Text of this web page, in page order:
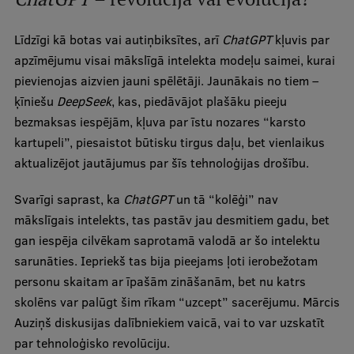
Ētikas un līdztiesības mācības
Atvērtā universitāte
Sagatavošanas kursi
Profesionālās pilnveides kursi
ESF kvalifikācijas celšanas kursi
Pedagoģiskās izaugsmes centrs
Kvalifikācijas atbilstības pārbaude
Pētniecība
Zinātniskie institūti un laboratorijas
Līdzīgi kā botas vai autiņbiksītes, arī ChatGPTkļuvis par
apzīmējumu visai mākslīgā intelekta modeļu saimei, kurai
pievienojas aizvien jauni spēlētāji. Jaunākais no tiem –
ķīniešu DeepSeek, kas, piedāvājot plašāku pieeju
bezmaksas iespējām, kļuva par īstu nozares “karsto
kartupeli”, piesaistot būtisku tirgus daļu, bet vienlaikus
aktualizējot jautājumus par šīs tehnoloģijas drošību.
Svarīgi saprast, ka ChatGPTun tā “kolēģi” nav
mākslīgais intelekts, tas pastāv jau desmitiem gadu, bet
gan iespēja cilvēkam saprotamā valodā ar šo intelektu
sarunāties. Iepriekš tas bija pieejams ļoti ierobežotam
personu skaitam ar īpašām zināšanām, bet nu katrs
skolēns var palūgt šim rīkam “uzcept” sacerējumu. Mārcis
Auziņš diskusijas dalībniekiem vaicā, vai to var uzskatīt
par tehnoloģisko revolūciju.